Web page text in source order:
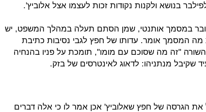
בנושא ולקנות נקודות זכות לעצמו אצל אלוביץ'.
במסמך אותנטי, שמן הסתם תעלה במהלך המשפט, יש
המסמך אומר. עדותו של חפץ לגבי נסיבות כתיבת
"זה מה שסוכם עם מומו", תומכת על פניו בהנחיה
שקיבל מנתניהו: לדאוג לאינטרסים של בזק.
הגרסה של חפץ שאלוביץ' אכן אמר לו כי אלה דברים